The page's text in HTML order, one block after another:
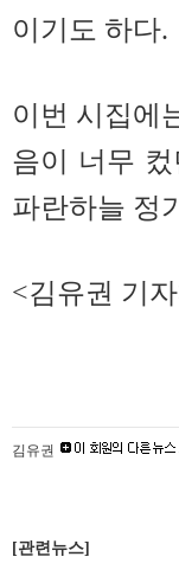
이기도 하다.
이번 시집에
음이 너무
파란하늘 정
<김유권 기
김유권
[관련뉴스]